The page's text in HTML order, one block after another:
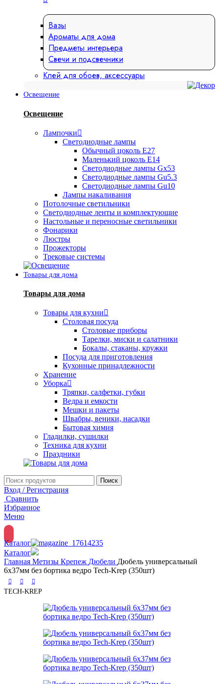
Вазы
Ароматы для дома
Предметы интерьера
Свечи и подсвечники
Клей для обоев, аксессуары
Освещение
Освещение
Лампочки
Светодиодные лампы
Обычный цоколь Е27
Маленький цоколь Е14
Светодиодные лампы Gx53
Светодиодные лампы Gu5.3
Светодиодные лампы Gu10
Лампы накаливания
Потолочные светильники
Светодиодные ленты и комплектующие
Настольные и переносные светильники
Фонарики
Люстры
Прожекторы
Трековые системы
Товары для дома
Товары для дома
Товары для кухни
Столовая посуда
Столовые приборы
Тарелки, миски и салатники
Бокалы, стаканы, кружки
Посуда для приготовления
Кухонные принадлежности
Хранение
Уборка
Тряпки, салфетки, губки
Ведра и емкости
Мешки и пакеты
Швабры, веники, насадки
Бытовая химия
Гладилки, сушилки
Техника для кухни
Праздники
Поиск
Вход / Регистрация
Сравнить
Избранное
Меню
Каталог
Каталог
Главная Метизы Крепеж Дюбели Дюбель универсальный
6х37мм без бортика ведро Tech-Krep (350шт)
TECH-KREP